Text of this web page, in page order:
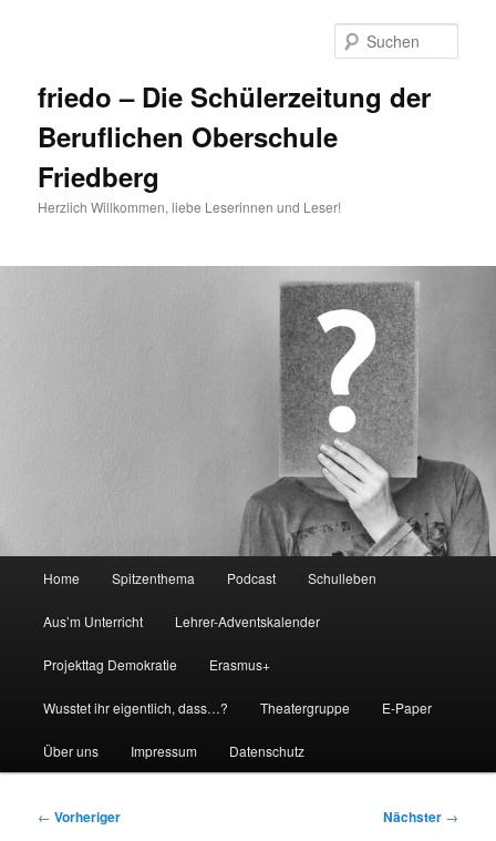
friedo – Die Schülerzeitung der
Beruflichen Oberschule
Friedberg
Herzlich Willkommen, liebe Leserinnen und Leser!
Home Spitzenthema Podcast Schulleben
Aus’m Unterricht Lehrer-Adventskalender
Projekttag Demokratie Erasmus+
Wusstet ihr eigentlich, dass…? Theatergruppe E-Paper
Über uns Impressum Datenschutz
Beitragsnavigation
← Vorheriger Nächster →